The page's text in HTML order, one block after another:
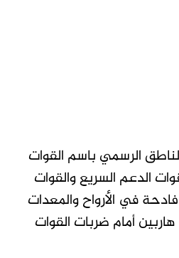
الرسمي باسم القوات
الدعم السريع والقوات
في الأرواح والمعدات
أمام ضربات القوات